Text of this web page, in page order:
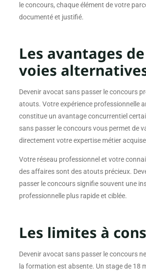
le concours, chaque élément de votre
documenté et justifié.
Les avantages
voies
Devenir avocat sans passer le concours
atouts. Votre expérience professionnelle
constitue un avantage concurrentiel
sans passer le concours vous permet de
directement votre expertise métier
Votre réseau professionnel et votre
des affaires sont des atouts précieux.
passer le concours signifie souvent une
professionnelle plus rapide et ciblée.
Les limites à
Devenir avocat sans passer le concours
la formation est absente. Un stage de 18